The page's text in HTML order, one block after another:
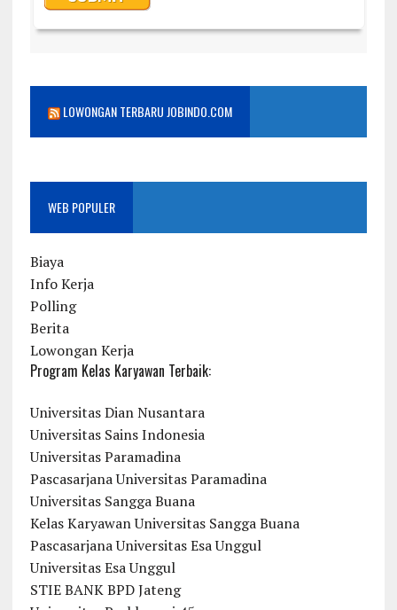
LOWONGAN TERBARU JOBINDO.COM
WEB POPULER
Biaya
Info Kerja
Polling
Berita
Lowongan Kerja
Program Kelas Karyawan Terbaik:
Universitas Dian Nusantara
Universitas Sains Indonesia
Universitas Paramadina
Pascasarjana Universitas Paramadina
Universitas Sangga Buana
Kelas Karyawan Universitas Sangga Buana
Pascasarjana Universitas Esa Unggul
Universitas Esa Unggul
STIE BANK BPD Jateng